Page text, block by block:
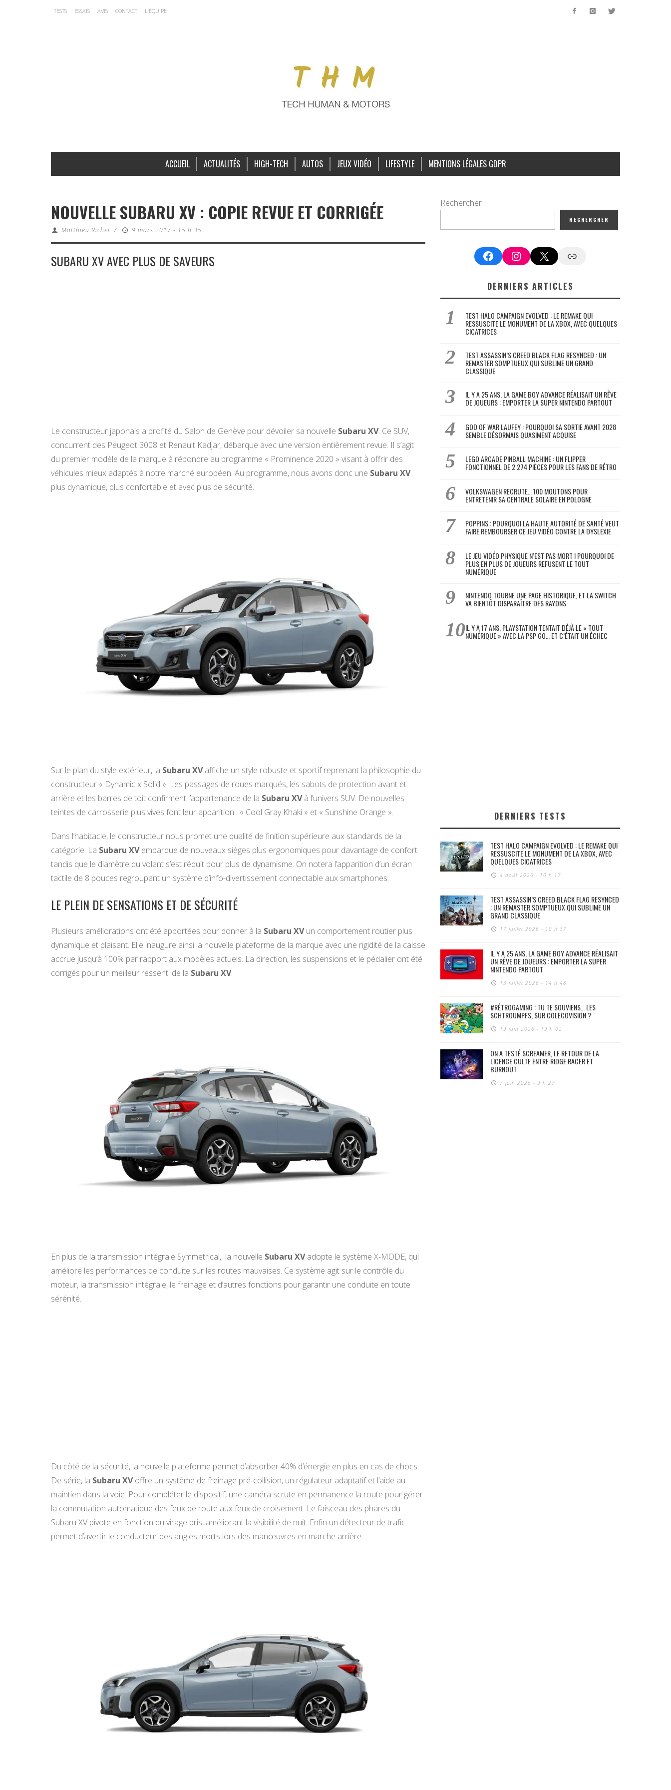
TESTS ESSAIS AVIS CONTACT L’ÉQUIPE
ACCUEIL ACTUALITÉS HIGH-TECH AUTOS JEUX VIDÉO LIFESTYLE MENTIONS LÉGALES GDPR
NOUVELLE SUBARU XV : COPIE REVUE ET CORRIGÉE
Matthieu Richer / 9 mars 2017 - 15 h 35
SUBARU XV AVEC PLUS DE SAVEURS
Le constructeur japonais a profité du Salon de Genève pour dévoiler sa nouvelle Subaru XV. Ce SUV,
concurrent des Peugeot 3008 et Renault Kadjar, débarque avec une version entièrement revue. Il s’agit
du premier modèle de la marque à répondre au programme « Prominence 2020 » visant à offrir des
véhicules mieux adaptés à notre marché européen. Au programme, nous avons donc une Subaru XV
plus dynamique, plus confortable et avec plus de sécurité.
Sur le plan du style extérieur, la Subaru XVaffiche un style robuste et sportif reprenant la philosophie du
constructeur « Dynamic x Solid ». Les passages de roues marqués, les sabots de protection avant et
arrière et les barres de toit confirment l’appartenance de la Subaru XVà l’univers SUV. De nouvelles
teintes de carrosserie plus vives font leur apparition : « Cool Gray Khaki » et « Sunshine Orange ».
Dans l’habitacle, le constructeur nous promet une qualité de finition supérieure aux standards de la
catégorie. La Subaru XVembarque de nouveaux sièges plus ergonomiques pour davantage de confort
tandis que le diamètre du volant s’est réduit pour plus de dynamisme. On notera l’apparition d’un écran
tactile de 8 pouces regroupant un système d’info-divertissement connectable aux smartphones.
LE PLEIN DE SENSATIONS ET DE SÉCURITÉ
Plusieurs améliorations ont été apportées pour donner à la Subaru XVun comportement routier plus
dynamique et plaisant. Elle inaugure ainsi la nouvelle plateforme de la marque avec une rigidité de la caisse
accrue jusqu’à 100% par rapport aux modèles actuels. La direction, les suspensions et le pédalier ont été
corrigés pour un meilleur ressenti de la Subaru XV.
En plus de la transmission intégrale Symmetrical, la nouvelle Subaru XVadopte le système X-MODE, qui
améliore les performances de conduite sur les routes mauvaises. Ce système agit sur le contrôle du
moteur, la transmission intégrale, le freinage et d’autres fonctions pour garantir une conduite en toute
sérénité.
Du côté de la sécurité, la nouvelle plateforme permet d’absorber 40% d’énergie en plus en cas de chocs.
De série, la Subaru XVoffre un système de freinage pré-collision, un régulateur adaptatif et l’aide au
maintien dans la voie. Pour compléter le dispositif, une caméra scrute en permanence la route pour gérer
la commutation automatique des feux de route aux feux de croisement. Le faisceau des phares du
Subaru XV pivote en fonction du virage pris, améliorant la visibilité de nuit. Enfin un détecteur de trafic
permet d’avertir le conducteur des angles morts lors des manœuvres en marche arrière.
Rechercher
RECHERCHER
FacebookInstagram
X Google News
DERNIERS ARTICLES
TEST HALO CAMPAIGN EVOLVED : LE REMAKE QUI
RESSUSCITE LE MONUMENT DE LA XBOX, AVEC QUELQUES
CICATRICES
TEST ASSASSIN’S CREED BLACK FLAG RESYNCED : UN
REMASTER SOMPTUEUX QUI SUBLIME UN GRAND
CLASSIQUE
IL Y A 25 ANS, LA GAME BOY ADVANCE RÉALISAIT UN RÊVE
DE JOUEURS : EMPORTER LA SUPER NINTENDO PARTOUT
GOD OF WAR LAUFEY : POURQUOI SA SORTIE AVANT 2028
SEMBLE DÉSORMAIS QUASIMENT ACQUISE
LEGO ARCADE PINBALL MACHINE : UN FLIPPER
FONCTIONNEL DE 2 274 PIÈCES POUR LES FANS DE RÉTRO
VOLKSWAGEN RECRUTE… 100 MOUTONS POUR
ENTRETENIR SA CENTRALE SOLAIRE EN POLOGNE
POPPINS : POURQUOI LA HAUTE AUTORITÉ DE SANTÉ VEUT
FAIRE REMBOURSER CE JEU VIDÉO CONTRE LA DYSLEXIE
LE JEU VIDÉO PHYSIQUE N’EST PAS MORT ! POURQUOI DE
PLUS EN PLUS DE JOUEURS REFUSENT LE TOUT
NUMÉRIQUE
NINTENDO TOURNE UNE PAGE HISTORIQUE, ET LA SWITCH
VA BIENTÔT DISPARAÎTRE DES RAYONS
IL Y A 17 ANS, PLAYSTATION TENTAIT DÉJÀ LE « TOUT
NUMÉRIQUE » AVEC LA PSP GO… ET C’ÉTAIT UN ÉCHEC
DERNIERS TESTS
TEST HALO CAMPAIGN EVOLVED : LE REMAKE QUI
RESSUSCITE LE MONUMENT DE LA XBOX, AVEC
QUELQUES CICATRICES
4 août 2026 - 10 h 17
TEST ASSASSIN’S CREED BLACK FLAG RESYNCED
: UN REMASTER SOMPTUEUX QUI SUBLIME UN
GRAND CLASSIQUE
17 juillet 2026 - 10 h 37
IL Y A 25 ANS, LA GAME BOY ADVANCE RÉALISAIT
UN RÊVE DE JOUEURS : EMPORTER LA SUPER
NINTENDO PARTOUT
13 juillet 2026 - 14 h 48
#RÉTROGAMING : TU TE SOUVIENS… LES
SCHTROUMPFS, SUR COLECOVISION ?
19 juin 2026 - 19 h 02
ON A TESTÉ SCREAMER, LE RETOUR DE LA
LICENCE CULTE ENTRE RIDGE RACER ET
BURNOUT
7 juin 2026 - 9 h 27